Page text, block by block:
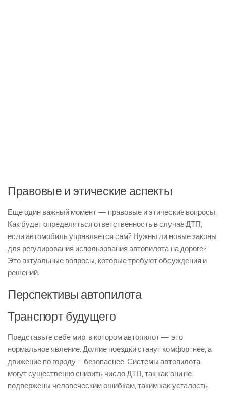
Правовые и этические аспекты
Еще один важный момент — правовые и этические вопросы.
Как будет определяться ответственность в случае ДТП,
если автомобиль управляется сам? Нужны ли новые законы
для регулирования использования автопилота на дороге?
Это актуальные вопросы, которые требуют обсуждения и
решений.
Перспективы автопилота
Транспорт будущего
Представьте себе мир, в котором автопилот — это
нормальное явление. Долгие поездки станут комфортнее, а
движение по городу – безопаснее. Системы автопилота
могут существенно снизить число ДТП, так как они не
подвержены человеческим ошибкам, таким как усталость